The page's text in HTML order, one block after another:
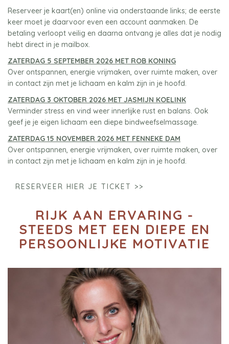
Reserveer je kaart(en) online via onderstaande links; de eerste
keer moet je daarvoor even een account aanmaken. De
betaling verloopt veilig en daarna ontvang je alles dat je nodig
hebt direct in je mailbox.
ZATERDAG 5 SEPTEMBER 2026 MET ROB KONING
Over ontspannen, energie vrijmaken, over ruimte maken, over
in contact zijn met je lichaam en kalm zijn in je hoofd.
ZATERDAG 3 OKTOBER 2026 MET JASMIJN KOELINK
Verminder stress en vind weer innerlijke rust en balans. Ook
geef je je eigen lichaam een diepe bindweefselmassage.
ZATERDAG 15 NOVEMBER 2026 MET FENNEKE DAM
Over ontspannen, energie vrijmaken, over ruimte maken, over
in contact zijn met je lichaam en kalm zijn in je hoofd.
RESERVEER HIER JE TICKET >>
RIJK AAN ERVARING -
STEEDS MET EEN DIEPE EN
PERSOONLIJKE MOTIVATIE